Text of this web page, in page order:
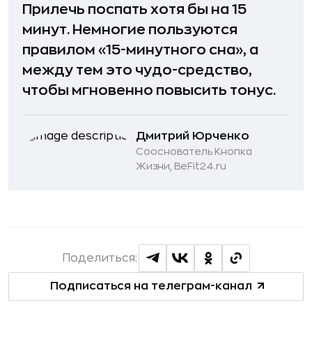
Прилечь поспать хотя бы на 15
минут. Немногие пользуются
правилом «15-минутного сна», а
между тем это чудо-средство,
чтобы мгновенно повысить тонус.
Дмитрий Юрченко
Сооснователь Кнопка
Жизни, BeFit24.ru
Подписаться на телеграм-канал
Поделиться: